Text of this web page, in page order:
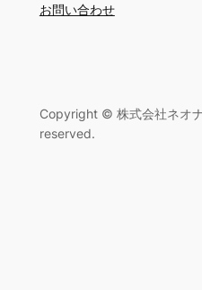
お問い合わせ
Copyright © 株式会社ネオ
reserved.